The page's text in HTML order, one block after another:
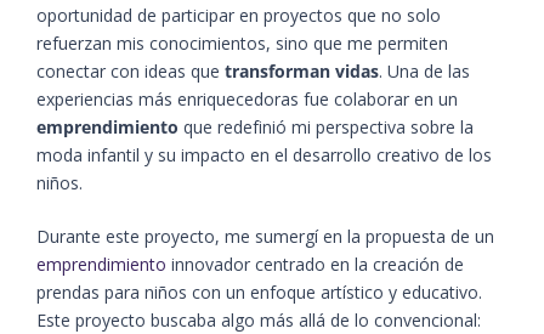
oportunidad de participar en proyectos que no solo
refuerzan mis conocimientos, sino que me permiten
conectar con ideas que transforman vidas. Una de las
experiencias más enriquecedoras fue colaborar en un
emprendimiento que redefinió mi perspectiva sobre la
moda infantil y su impacto en el desarrollo creativo de los
niños.
Durante este proyecto, me sumergí en la propuesta de un
emprendimiento innovador centrado en la creación de
prendas para niños con un enfoque artístico y educativo.
Este proyecto buscaba algo más allá de lo convencional: